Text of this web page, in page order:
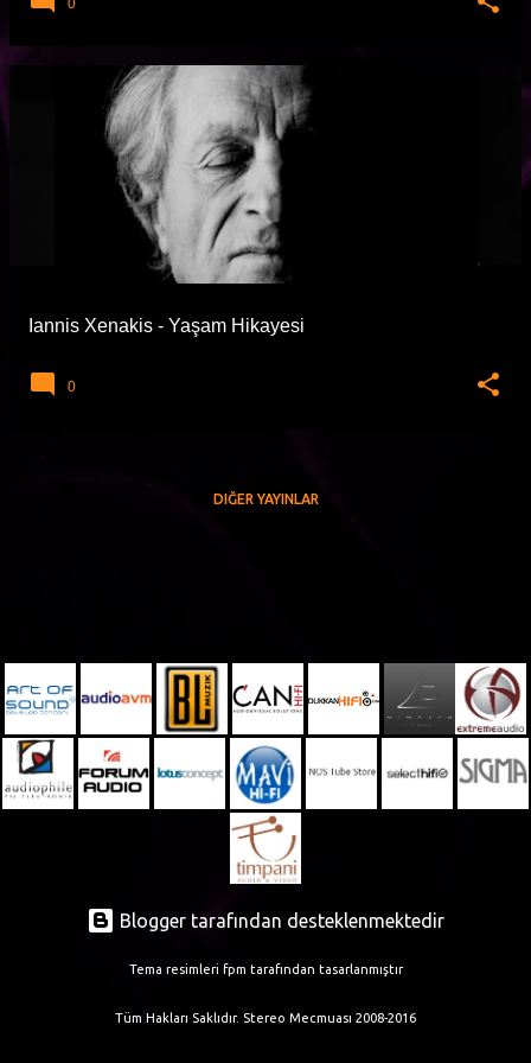
Iannis Xenakis - Yaşam Hikayesi
0
DIĞER YAYINLAR
Blogger tarafından desteklenmektedir
Tema resimleri fpm tarafından tasarlanmıştır
Tüm Hakları Saklıdır. Stereo Mecmuası 2008-2016